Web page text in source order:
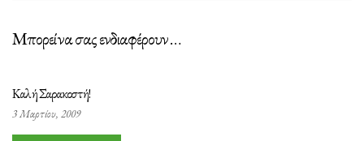
Μπορεί να σας ενδιαφέρουν …
Καλή Σαρακοστή!
3 Μαρτίου, 2009